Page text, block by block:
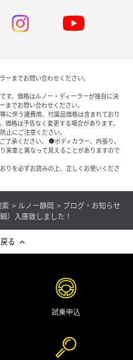
までお問い合わせください。
す。価格はルノー・ディーラーが独自に決
までお問い合わせください。
に伴う諸費用、付属品価格は含まれており
格は予告なく変更する場合があります。
止にご注意ください。
承ください。 ●ボディカラー、内張り、
実車と異なって見えることがありますので
りを必ずお読みの上、正しくお使いくださ
ルノー静岡
ブログ・お知らせ
）入庫致しました！
る
試乗申込